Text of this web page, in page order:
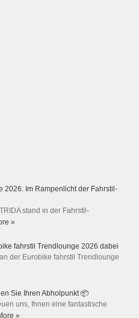
2026: Im Rampenlicht der Fahrstil-
stand in der Fahrstil-
»
fahrstil Trendlounge 2026 dabei
der Eurobike fahrstil Trendlounge
Sie Ihren Abholpunkt 📦
uns, Ihnen eine fantastische
»